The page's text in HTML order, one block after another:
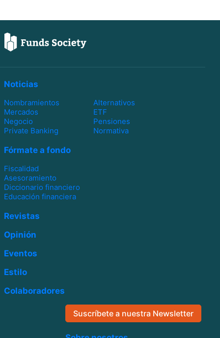
Noticias
Nombramientos
Alternativos
Mercados
ETF
Negocio
Pensiones
Private Banking
Normativa
Fórmate a fondo
Fiscalidad
Asesoramiento
Diccionario financiero
Educación financiera
Revistas
Opinión
Eventos
Estilo
Colaboradores
Suscríbete a nuestra Newsletter